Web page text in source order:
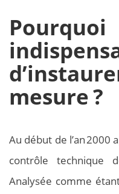
mesure ?
Au début de l’an 2000
contrôle technique
Analysée comme